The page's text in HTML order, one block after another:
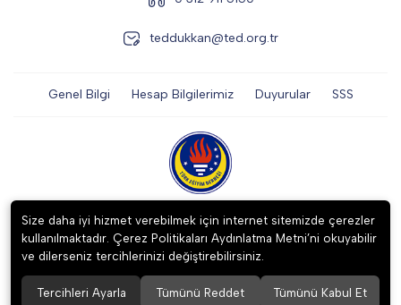
teddukkan@ted.org.tr
Genel Bilgi Hesap Bilgilerimiz Duyurular SSS
2023 ©TÜRK EĞİTİM DERNEĞİ İKTİSADİ İŞLETMESİ. Tüm hakları
saklıdır.
256 BitSSL
Size daha iyi hizmet verebilmek için internet sitemizde çerezler
kullanılmaktadır. Çerez Politikaları Aydınlatma Metni’ni okuyabilir
ve dilerseniz tercihlerinizi değiştirebilirsiniz.
Tercihleri Ayarla Tümünü Reddet Tümünü Kabul Et